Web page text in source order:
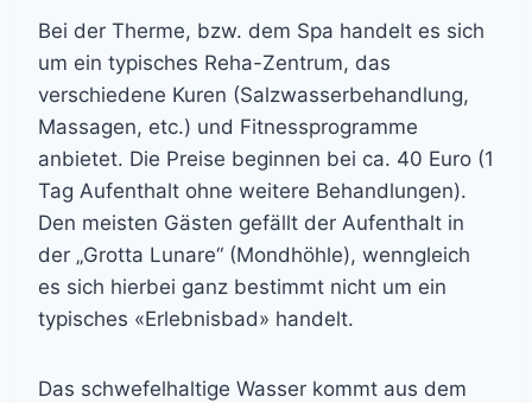
Bei der Therme, bzw. dem Spa handelt es sich
um ein typisches Reha-Zentrum, das
verschiedene Kuren (Salzwasserbehandlung,
Massagen, etc.) und Fitnessprogramme
anbietet. Die Preise beginnen bei ca. 40 Euro (1
Tag Aufenthalt ohne weitere Behandlungen).
Den meisten Gästen gefällt der Aufenthalt in
der „Grotta Lunare“ (Mondhöhle), wenngleich
es sich hierbei ganz bestimmt nicht um ein
typisches «Erlebnisbad» handelt.
Das schwefelhaltige Wasser kommt aus dem